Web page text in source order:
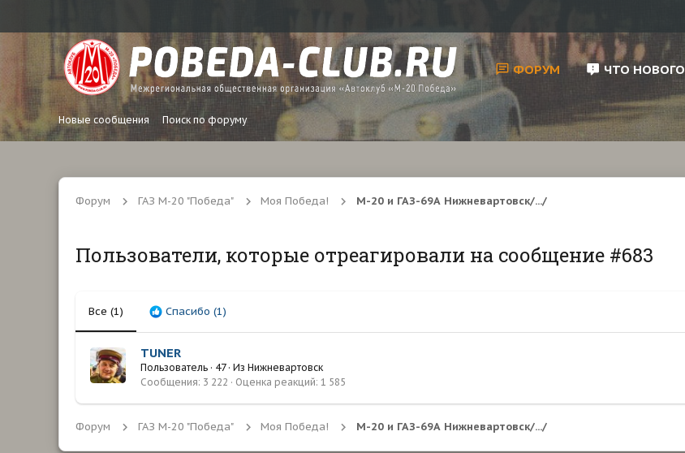
ФОРУМ ЧТО НОВОГО
Новые сообщения Поиск по форуму
Форум ГАЗ М-20 "Победа" Моя Победа! М-20 и ГАЗ-69А Нижневартовск/.../
Пользователи, которые отреагировали на сообщение #683
Все (1) Спасибо (1)
TUNER
Пользователь · 47 · Из Нижневартовск
Сообщения 3 222 Оценка реакций 1 585
Форум ГАЗ М-20 "Победа" Моя Победа! М-20 и ГАЗ-69А Нижневартовск/.../